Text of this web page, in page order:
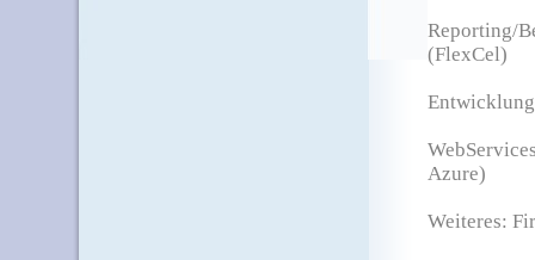
Reporting/
(FlexCel)
Azure)
Weiteres: